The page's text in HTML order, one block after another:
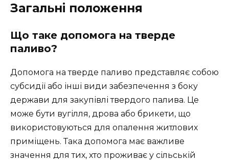
Загальні положення
Що таке допомога на тверде
паливо?
Допомога на тверде паливо представляє собою
субсидії або інші види забезпечення з боку
держави для закупівлі твердого палива. Це
може бути вугілля, дрова або брикети, що
використовуються для опалення житлових
приміщень. Така допомога має важливе
значення для тих, хто проживає у сільській